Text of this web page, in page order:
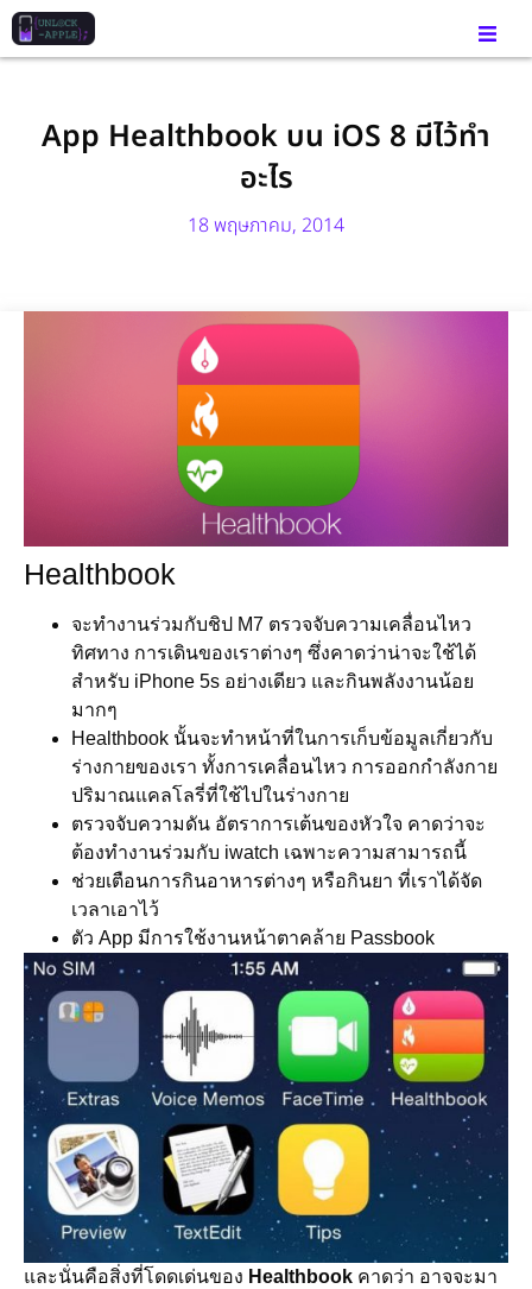
App Healthbook บน iOS 8 มีไว้ทำ
อะไร
18 พฤษภาคม, 2014
Healthbook
จะทำงานร่วมกับชิป M7 ตรวจจับความเคลื่อนไหว
ทิศทาง การเดินของเราต่างๆ ซึ่งคาดว่าน่าจะใช้ได้
สำหรับ iPhone 5s อย่างเดียว และกินพลังงานน้อย
มากๆ
Healthbook นั้นจะทำหน้าที่ในการเก็บข้อมูลเกี่ยวกับ
ร่างกายของเรา ทั้งการเคลื่อนไหว การออกกำลังกาย
ปริมาณแคลโลรี่ที่ใช้ไปในร่างกาย
ตรวจจับความดัน อัตราการเต้นของหัวใจ คาดว่าจะ
ต้องทำงานร่วมกับ iwatch เฉพาะความสามารถนี้
ช่วยเตือนการกินอาหารต่างๆ หรือกินยา ที่เราได้จัด
เวลาเอาไว้
ตัว App มีการใช้งานหน้าตาคล้าย Passbook
และนั่นคือสิ่งที่โดดเด่นของ Healthbook คาดว่า อาจจะมา